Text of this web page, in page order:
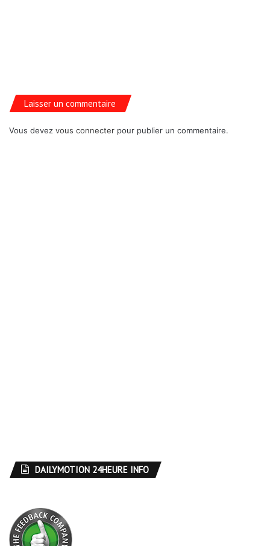
Laisser un commentaire
Vous devez vous connecter pour publier un commentaire.
DAILYMOTION 24HEURE INFO